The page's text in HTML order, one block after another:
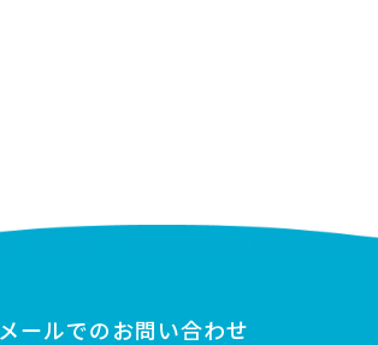
メールでのお問い合わせ